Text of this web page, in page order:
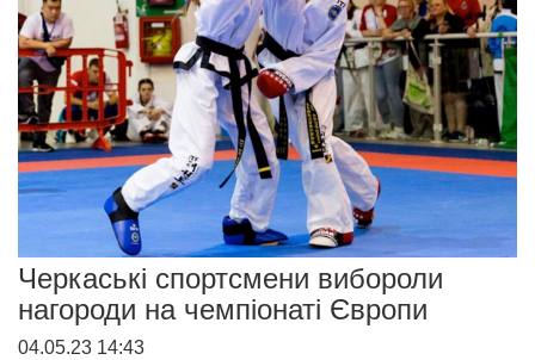
Черкаські спортсмени вибороли
нагороди на чемпіонаті Європи
04.05.23 14:43